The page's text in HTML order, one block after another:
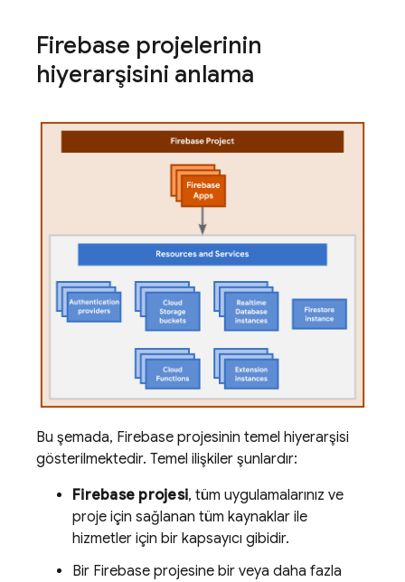
Firebase projelerinin
hiyerarşisini anlama
Bu şemada, Firebase projesinin temel hiyerarşisi
gösterilmektedir. Temel ilişkiler şunlardır:
Firebase projesi, tüm uygulamalarınız ve
proje için sağlanan tüm kaynaklar ile
hizmetler için bir kapsayıcı gibidir.
Bir Firebase projesine bir veya daha fazla